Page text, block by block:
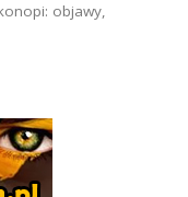
objawy,